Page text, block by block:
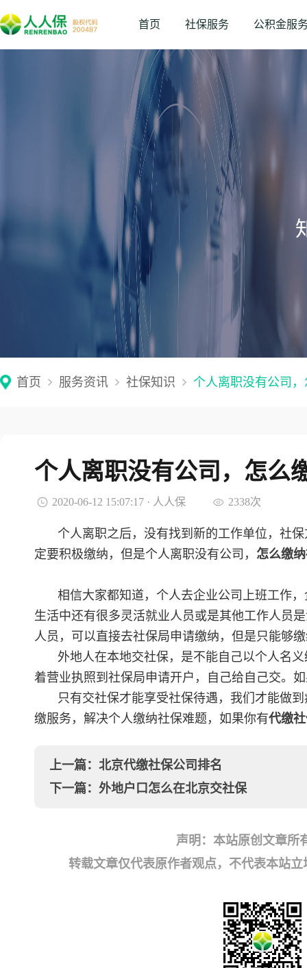
首页 社保服务 公积金服
首页 服务资讯 社保知识 个人离职没有公司
个人离职没有公司，怎么
2020-06-12 15:07:17 · 人人保 2338次
个人离职之后，没有找到新的工作单位，社
定要积极缴纳，但是个人离职没有公司， 怎么缴
相信大家都知道，个人去企业公司上班工作
生活中还有很多灵活就业人员或是其他工作人员
人员，可以直接去社保局申请缴纳，但是只能够
外地人在本地交社保，是不能自己以个人名
着营业执照到社保局申请开户，自己给自己交。
只有交社保才能享受社保待遇，我们才能做
缴服务，解决个人缴纳社保难题，如果你有代缴
上一篇： 北京代缴社保公司排名
下一篇： 外地户口怎么在北京交社保
声明：本站原创文章所
转载文章仅代表原作者观点，不代表本站